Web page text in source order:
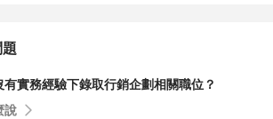
實務經驗下錄取行銷企劃相關職位？
說